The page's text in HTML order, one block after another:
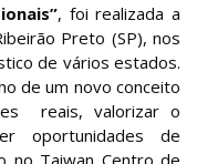
, foi realizada a
Preto (SP), nos
de vários estados.
de um novo conceito
reais, valorizar o
oportunidades de
no Taiwan Centro de